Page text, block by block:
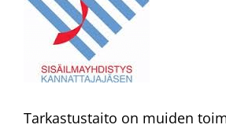
Tarkastustaito on muiden